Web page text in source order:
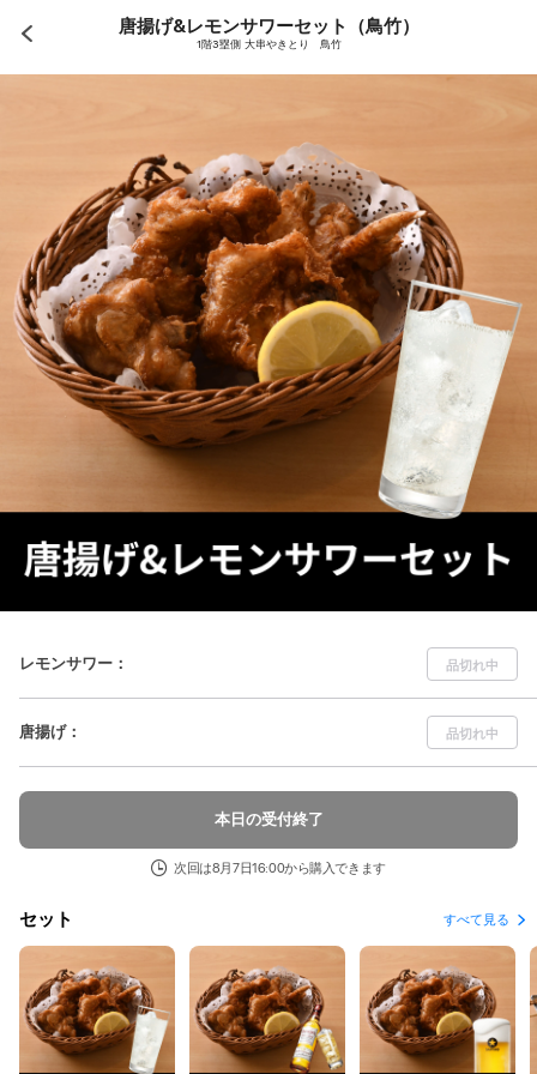
唐揚げ&レモンサワーセット（鳥竹）
1階3塁側 大串やきとり 鳥竹
レモンサワー ： 品切れ中
唐揚げ： 品切れ中
本日の受付終了
次回は8月7日16:00から購入できます
セット すべて見る